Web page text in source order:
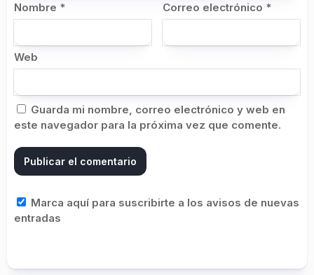
Nombre * Correo electrónico *
Web
Guarda mi nombre, correo electrónico y web en
este navegador para la próxima vez que comente.
Marca aquí para suscribirte a los avisos de nuevas
entradas